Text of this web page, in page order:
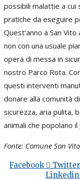
possibili malattie a
pratiche da eseguire
Quest’anno a San
non con una usuale
opera di messa in
nostro Parco Rota.
questi interventi
donare alla comunità
sicurezza, aria pulita,
animali che popolano il
Fonte: Comune San
Facebook Twitter
Linkedin